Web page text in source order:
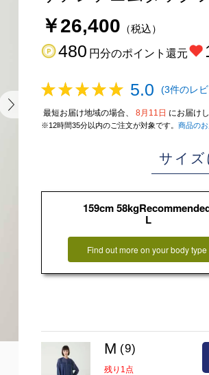
model:H169 B73 W53 H80 着用サイズ:M
￥26,400 （税込）
480 円分のポイント還元
5.0
(3件のレ
最短お届け地域の場合、 8月11日 にお届け
※12時間35分以内のご注文が対象です。 商品の
サイ
159cm
L
Find out more on your body type
M (9)
残り1点